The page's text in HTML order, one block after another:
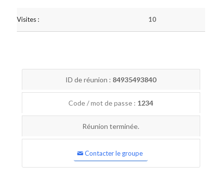
Visites : 10
ID de réunion : 84935493840
Code / mot de passe : 1234
Réunion terminée.
Contacter le groupe